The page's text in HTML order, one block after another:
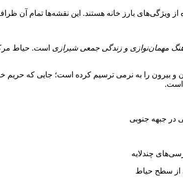
بارز خانه هستند. این نقشه‌ها تمام آن
مهمان‌نوازی و زندگی جمعی شیرازی است. حیاط
و بیرون را به نرمی ترسیم کرده است؛ جایی که
است.
در جبهه جنوبی
چندلایه
از سطح حیاط